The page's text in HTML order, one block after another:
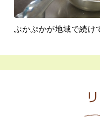
ぷかぷかが地域で続け